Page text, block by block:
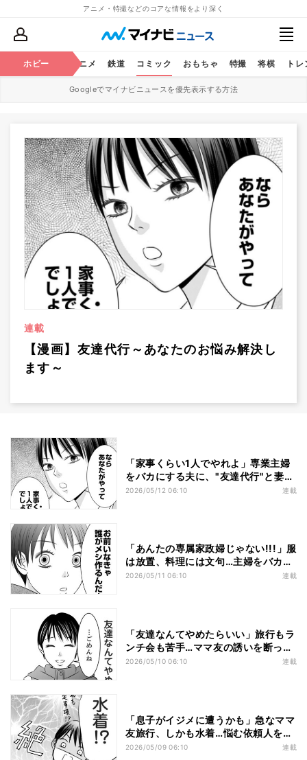
アニメ・特撮などのコアな情報をより深く
ホビー アニメ 鉄道 コミック おもちゃ 特撮 将棋 ト
Googleでマイナビニュースを優先表示する方法
連載
【漫画】友達代行～あなたのお悩み解決し
ます～
「家事くらい1人でやれよ」専業主婦
をバカにする夫に、"友達代行"と妻が
反撃!?
2026/05/12 06:10 連載
「あんたの専属家政婦じゃない!!!」服
は放置、料理には文句…主婦をバカに
する夫にイラッ!
2026/05/11 06:10 連載
「友達なんてやめたらいい」旅行もラ
ンチ会も苦手…ママ友の誘いを断った
結果?
2026/05/10 06:10 連載
「息子がイジメに遭うかも」急なママ
友旅行、しかも水着…悩む依頼人を友
達代行がズバッ!
2026/05/09 06:10 連載